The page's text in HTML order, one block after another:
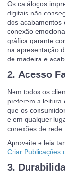
Os catálogos
digitais não
dos acabamentos
conexão
gráfica garante
na apresentação
de madeira e
2. Acesso
Nem todos os
preferem a leitura
que os
e em qualquer
conexões de rede.
Aproveite e leia
Criar Publicações
3.